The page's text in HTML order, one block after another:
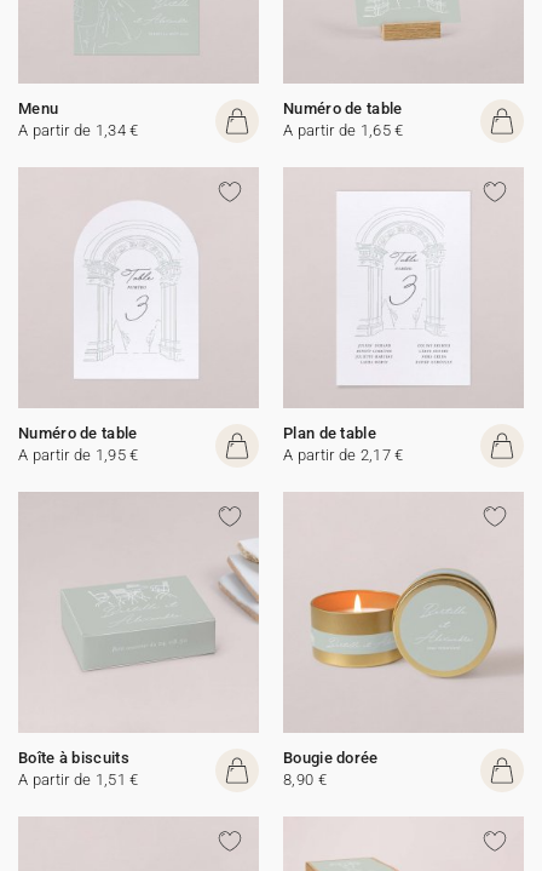
Menu
A partir de 1,34 €
Numéro de table
A partir de 1,65 €
Numéro de table
A partir de 1,95 €
Plan de table
A partir de 2,17 €
Boîte à biscuits
A partir de 1,51 €
Bougie dorée
8,90 €